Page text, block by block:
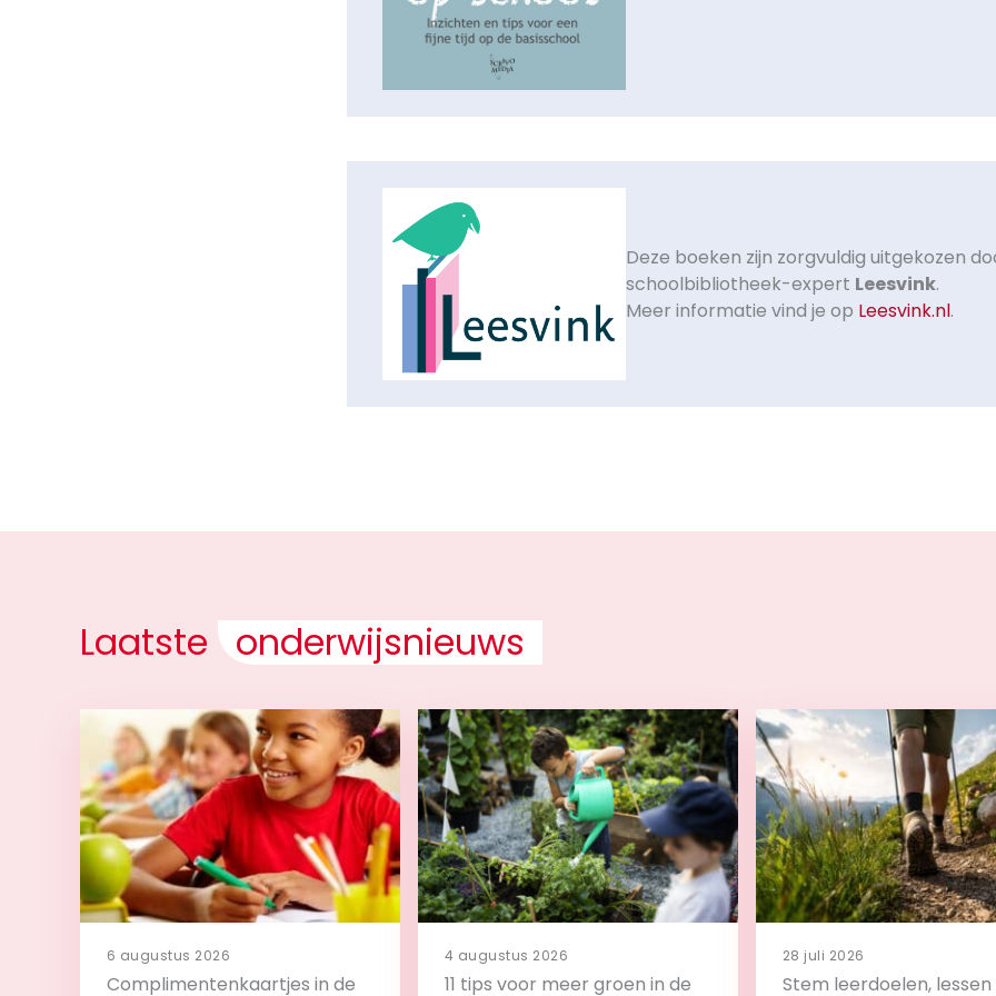
Deze boeken zijn zorgvuldig uitgekozen
schoolbibliotheek-expert Leesvink.
Meer informatie vind je op Leesvink.nl.
Laatste onderwijsnieuws
6 augustus 2026
Complimentenkaartjes in de
4 augustus 2026
11 tips voor meer groen in de
28 juli 2026
Stem leerdoelen, lessen